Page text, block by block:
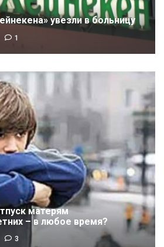
увезли в больницу
1
матерям
– в любое время?
3